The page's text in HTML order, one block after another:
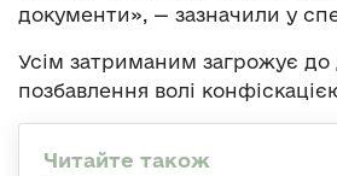
документи», — зазначили у
Усім затриманим загрожує до
позбавлення волі